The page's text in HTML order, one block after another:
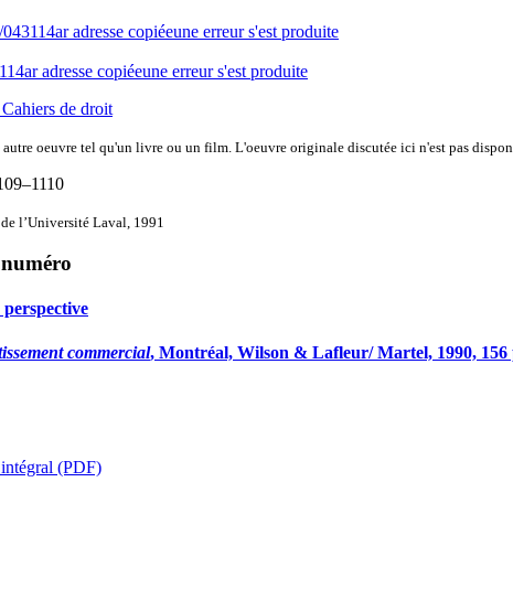
adresse copiéeune erreur s'est produite
adresse copiéeune erreur s'est produite
de droit
oeuvre tel qu'un livre ou un film. L'oeuvre originale discutée ici n'est pas
l’Université Laval, 1991
commercial, Montréal, Wilson & Lafleur/ Martel, 1990, 156
(PDF)